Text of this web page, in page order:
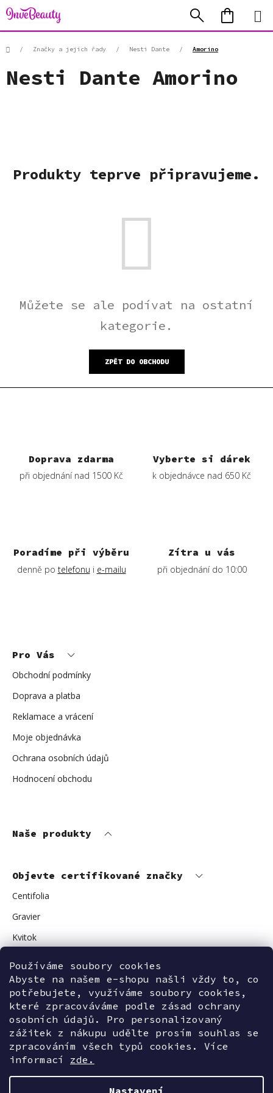
Používáme soubory cookies
Abyste na našem e-shopu našli vždy to, co
potřebujete, využíváme soubory cookies,
které zpracováváme podle zásad ochrany
osobních údajů. Pro personalizovaný
zážitek z nákupu udělte prosím souhlas se
zpracováním všech typů cookies. Více
informací zde.
Nastavení
Přejít
na
obsah
Hledat
KOŠÍK
Domů/ Značky a jejich řady / Nesti Dante / Amorino
Nesti Dante Amorino
Produkty teprve připravujeme.
Můžete se ale podívat na ostatní
kategorie.
ZPĚT DO OBCHODU
Doprava zdarma
při objednání nad 1500 Kč
Vyberte si dárek
k objednávce nad 650 Kč
Poradíme při výběru
denně po telefonu i e-mailu
Zítra u vás
při objednání do 10:00
Pro Vás
Obchodní podmínky
Doprava a platba
Reklamace a vrácení
Moje objednávka
Ochrana osobních údajů
Hodnocení obchodu
Naše produkty
Objevte certifikované značky
Centifolia
Gravier
Kvitok
Avant Skincare
Sonnentor
Kontaktujte nás